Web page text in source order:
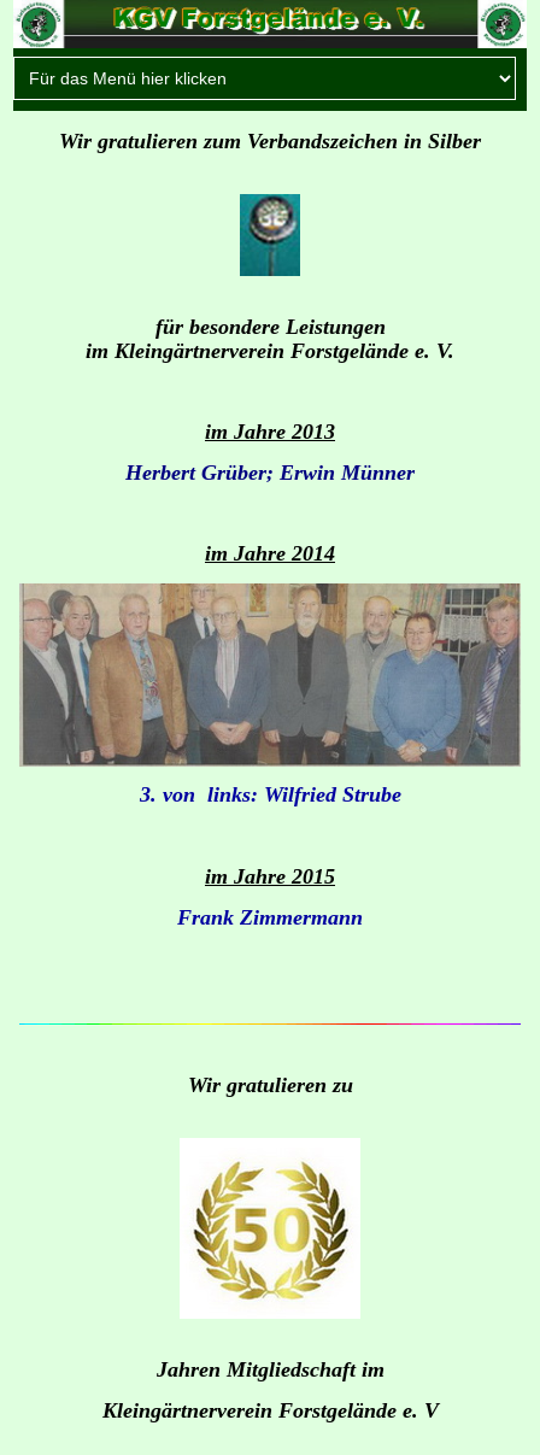
Wir gratulieren zum Verbandszeichen in Silber
für besondere Leistungen
im Kleingärtnerverein Forstgelände e. V.
im Jahre 2013
Herbert Grüber; Erwin Münner
im Jahre 2014
3. von links: Wilfried Strube
im Jahre 2015
Frank Zimmermann
Wir gratulieren zu
Jahren Mitgliedschaft im
Kleingärtnerverein Forstgelände e. V